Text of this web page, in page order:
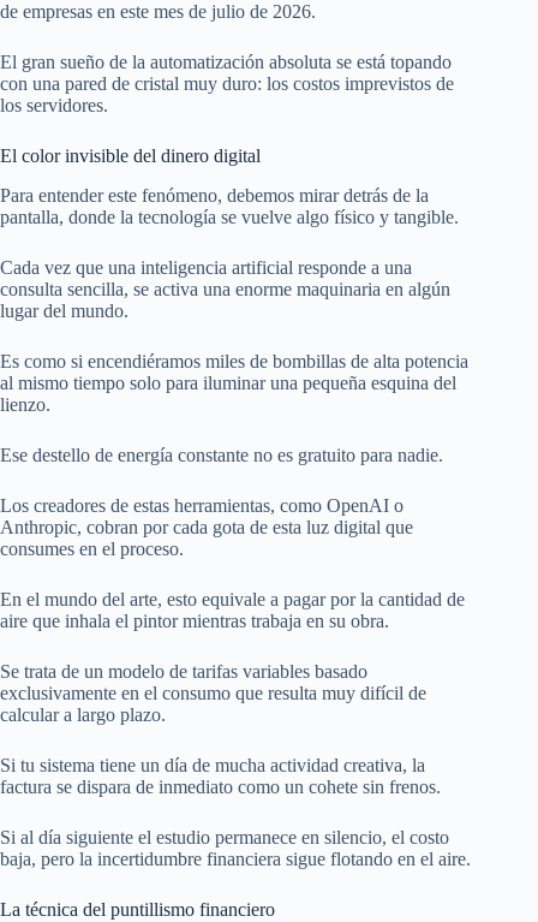
de empresas en este mes de julio de 2026.
El gran sueño de la automatización absoluta se está topando
con una pared de cristal muy duro: los costos imprevistos de
los servidores.
El color invisible del dinero digital
Para entender este fenómeno, debemos mirar detrás de la
pantalla, donde la tecnología se vuelve algo físico y tangible.
Cada vez que una inteligencia artificial responde a una
consulta sencilla, se activa una enorme maquinaria en algún
lugar del mundo.
Es como si encendiéramos miles de bombillas de alta potencia
al mismo tiempo solo para iluminar una pequeña esquina del
lienzo.
Ese destello de energía constante no es gratuito para nadie.
Los creadores de estas herramientas, como OpenAI o
Anthropic, cobran por cada gota de esta luz digital que
consumes en el proceso.
En el mundo del arte, esto equivale a pagar por la cantidad de
aire que inhala el pintor mientras trabaja en su obra.
Se trata de un modelo de tarifas variables basado
exclusivamente en el consumo que resulta muy difícil de
calcular a largo plazo.
Si tu sistema tiene un día de mucha actividad creativa, la
factura se dispara de inmediato como un cohete sin frenos.
Si al día siguiente el estudio permanece en silencio, el costo
baja, pero la incertidumbre financiera sigue flotando en el aire.
La técnica del puntillismo financiero